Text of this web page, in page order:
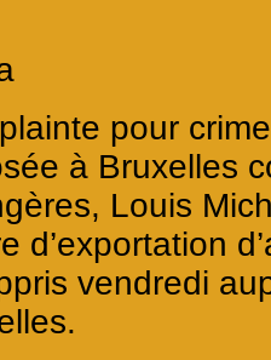
pour
à Bruxelles
Louis
d’exportation
vendredi